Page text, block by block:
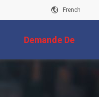
French
Demande De
Soumission